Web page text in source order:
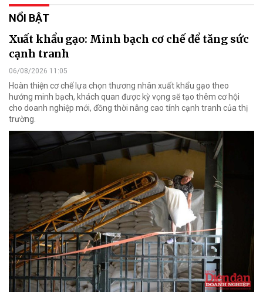
NỔI BẬT
Xuất khẩu gạo: Minh bạch cơ chế để tăng sức
cạnh tranh
06/08/2026 11:05
Hoàn thiện cơ chế lựa chọn thương nhân xuất khẩu gạo theo
hướng minh bạch, khách quan được kỳ vọng sẽ tạo thêm cơ hội
cho doanh nghiệp mới, đồng thời nâng cao tính cạnh tranh của thị
trường.